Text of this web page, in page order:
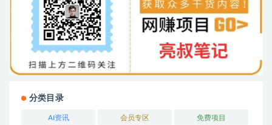
分类目录
AI资讯 会员专区 免费项目